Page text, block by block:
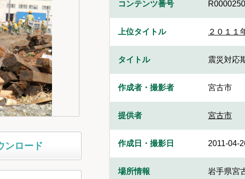
ンロード
コンテンツ番号
上位タイトル ２０１１
タイトル 震災対応
作成者・撮影者 宮古市
提供者 宮古市
作成日・撮影日 2011-04-
場所情報 岩手県宮